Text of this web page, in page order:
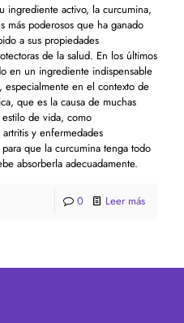
ingrediente activo, la curcumina,
más poderosos que ha ganado
a sus propiedades
de la salud. En los últimos
en un ingrediente indispensable
especialmente en el contexto de
que es la causa de muchas
de vida, como
y enfermedades
que la curcumina tenga todo
absorberla adecuadamente.
0 Leer más